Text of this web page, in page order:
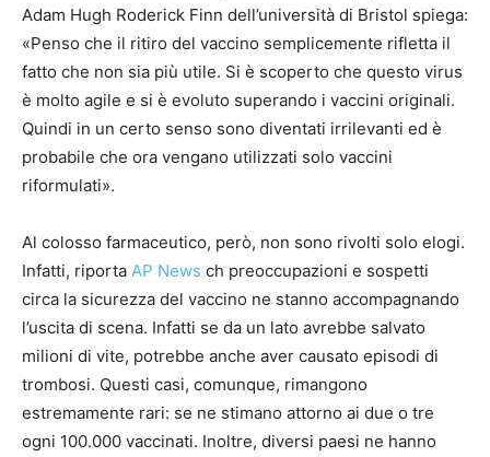
Adam Hugh Roderick Finn dell’università di Bristol spiega:
«Penso che il ritiro del vaccino semplicemente rifletta il
fatto che non sia più utile. Si è scoperto che questo virus
è molto agile e si è evoluto superando i vaccini originali.
Quindi in un certo senso sono diventati irrilevanti ed è
probabile che ora vengano utilizzati solo vaccini
riformulati».
Al colosso farmaceutico, però, non sono rivolti solo elogi.
Infatti, riporta AP News ch preoccupazioni e sospetti
circa la sicurezza del vaccino ne stanno accompagnando
l’uscita di scena. Infatti se da un lato avrebbe salvato
milioni di vite, potrebbe anche aver causato episodi di
trombosi. Questi casi, comunque, rimangono
estremamente rari: se ne stimano attorno ai due o tre
ogni 100.000 vaccinati. Inoltre, diversi paesi ne hanno